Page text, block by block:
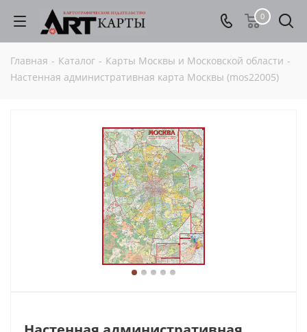
0
Главная - Каталог - Карты Москвы и Московской области -
Настенная административная карта Москвы (mos22005)